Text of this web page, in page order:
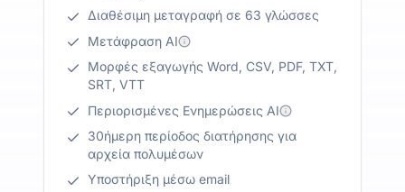
Διαθέσιμη μεταγραφή σε 63 γλώσσες
Μετάφραση AI
Μορφές εξαγωγής Word, CSV, PDF, TXT,
SRT, VTT
Περιορισμένες Ενημερώσεις AI
30ήμερη περίοδος διατήρησης για
αρχεία πολυμέσων
Υποστήριξη μέσω email